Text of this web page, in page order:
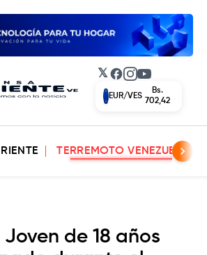
𝕏 Facebook
Instagram
YouTube
EUR/VES
Bs.
702,42
TERREMOTO VENEZUELA
de 18 años